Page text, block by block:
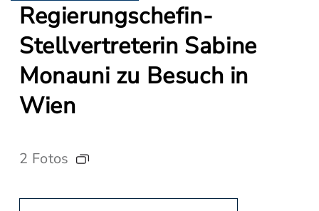
Regierungschefin-
Stellvertreterin Sabine
Monauni zu Besuch in
Wien
2 Fotos